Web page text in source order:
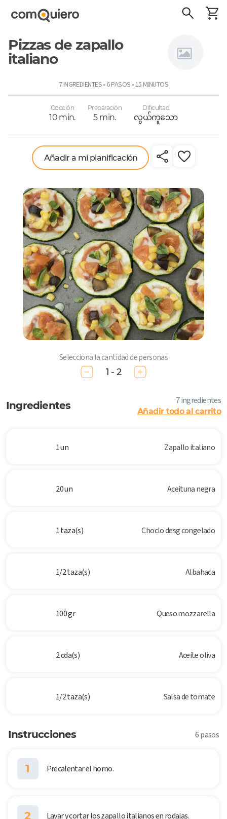
Pizzas de zapallo
italiano
7 INGREDIENTES • 6 PASOS • 15 MINUTOS
Cocción
10 min.
Preparación
5 min.
Dificultad
လွယ်ကူသော
Añadir a mi planificación
Selecciona la cantidad de personas
1 - 2
Ingredientes 7 ingredientes
Añadir todo al carrito
1 un Zapallo italiano
20 un Aceituna negra
1 taza(s) Choclo desg congelado
1/2 taza(s) Albahaca
100 gr Queso mozzarella
2 cda(s) Aceite oliva
1/2 taza(s) Salsa de tomate
Instrucciones 6 pasos
1 Precalentar el horno.
2 Lavar y cortar los zapallo italianos en rodajas.